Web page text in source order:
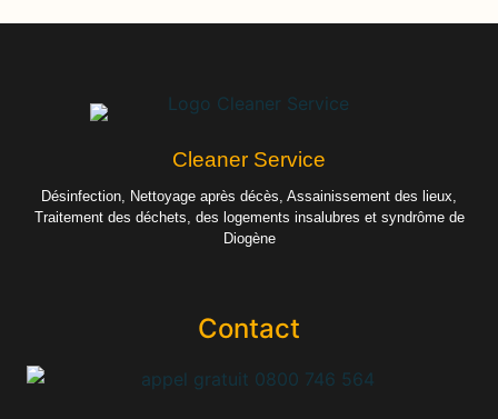
Cleaner Service
Désinfection, Nettoyage après décès, Assainissement des lieux,
Traitement des déchets, des logements insalubres et syndrôme de
Diogène
Contact